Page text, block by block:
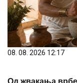
08. 08. 2026 12:17